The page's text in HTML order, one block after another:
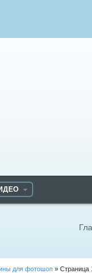
для фотошоп » Страница